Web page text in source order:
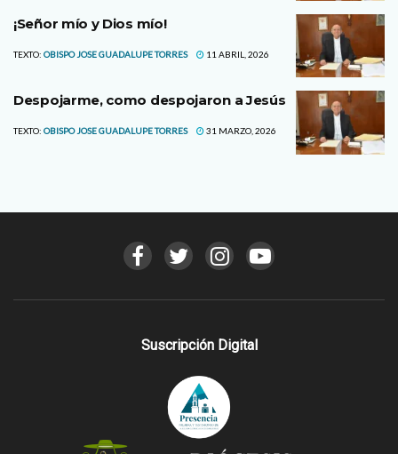
¡Señor mío y Dios mío!
TEXTO: OBISPO JOSE GUADALUPE TORRES 11 ABRIL, 2026
Despojarme, como despojaron a Jesús
TEXTO: OBISPO JOSE GUADALUPE TORRES 31 MARZO, 2026
Suscripción Digital